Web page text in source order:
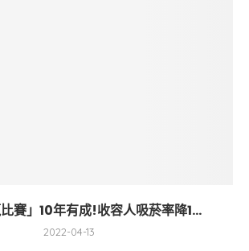
比賽」10年有成!收容人吸菸率降1...
2022-04-13